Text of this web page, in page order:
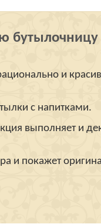
и
с напитками.
выполняет и
и покажет